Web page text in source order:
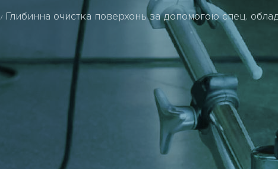
Глибинна очистка поверхонь за допомогою спец.